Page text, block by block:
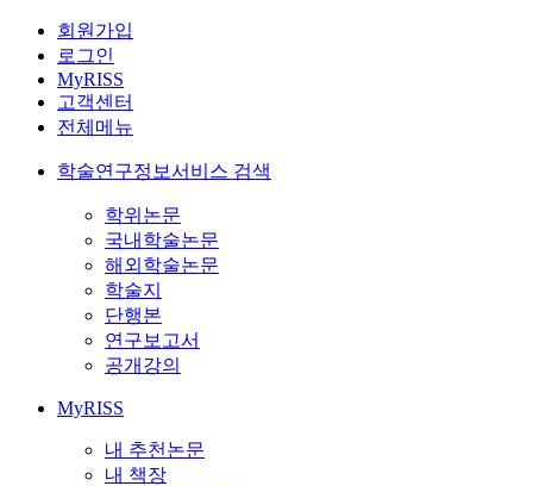
회원가입
로그인
MyRISS
고객센터
전체메뉴
학술연구정보서비스 검색
학위논문
국내학술논문
해외학술논문
학술지
단행본
연구보고서
공개강의
MyRISS
내 추천논문
내 책장